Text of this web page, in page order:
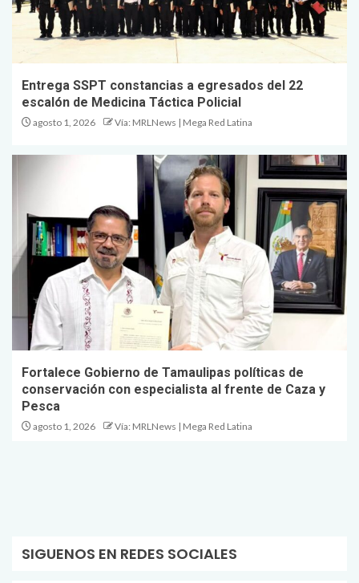
Entrega SSPT constancias a egresados del 22
escalón de Medicina Táctica Policial
agosto 1, 2026 Vía: MRLNews | Mega Red Latina
Fortalece Gobierno de Tamaulipas políticas de
conservación con especialista al frente de Caza y
Pesca
agosto 1, 2026 Vía: MRLNews | Mega Red Latina
SIGUENOS EN REDES SOCIALES